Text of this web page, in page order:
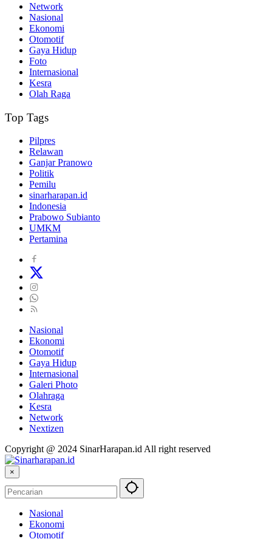
Network
Nasional
Ekonomi
Otomotif
Gaya Hidup
Foto
Internasional
Kesra
Olah Raga
Top Tags
Pilpres
Relawan
Ganjar Pranowo
Politik
Pemilu
sinarharapan.id
Indonesia
Prabowo Subianto
UMKM
Pertamina
Nasional
Ekonomi
Otomotif
Gaya Hidup
Internasional
Galeri Photo
Olahraga
Kesra
Network
Nextizen
Copyright @ 2024 SinarHarapan.id All right reserved
×
Nasional
Ekonomi
Otomotif